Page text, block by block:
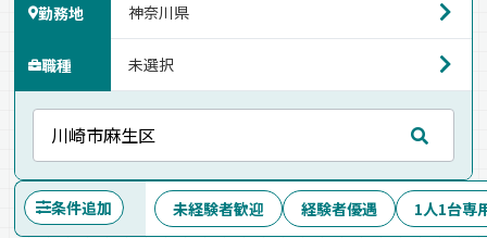
勤務地
職種
条件追加 未経験者歓迎 経験者優遇 1人1台専